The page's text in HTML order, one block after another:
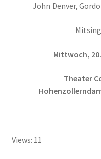
John Denver,
Mittwoch, 20.
Theater
Views: 11